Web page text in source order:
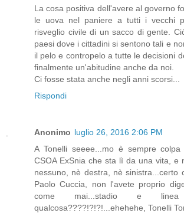
La cosa positiva dell'avere al governo
le uova nel paniere a tutti i vecchi
risveglio civile di un sacco di gente.
paesi dove i cittadini si sentono tali e
il pelo e contropelo a tutte le decisioni
finalmente un'abitudine anche da noi.
Ci fosse stata anche negli anni scorsi...
Rispondi
Anonimo luglio 26, 2016 2:06 PM
A Tonelli seeee...mo è sempre
CSOA ExSnia che sta lì da una vita, e
nessuno, nè destra, nè sinistra...certo
Paolo Cuccia, non l'avete proprio
come mai...stadio e
qualcosa????!?!?!...ehehehe, Tonelli